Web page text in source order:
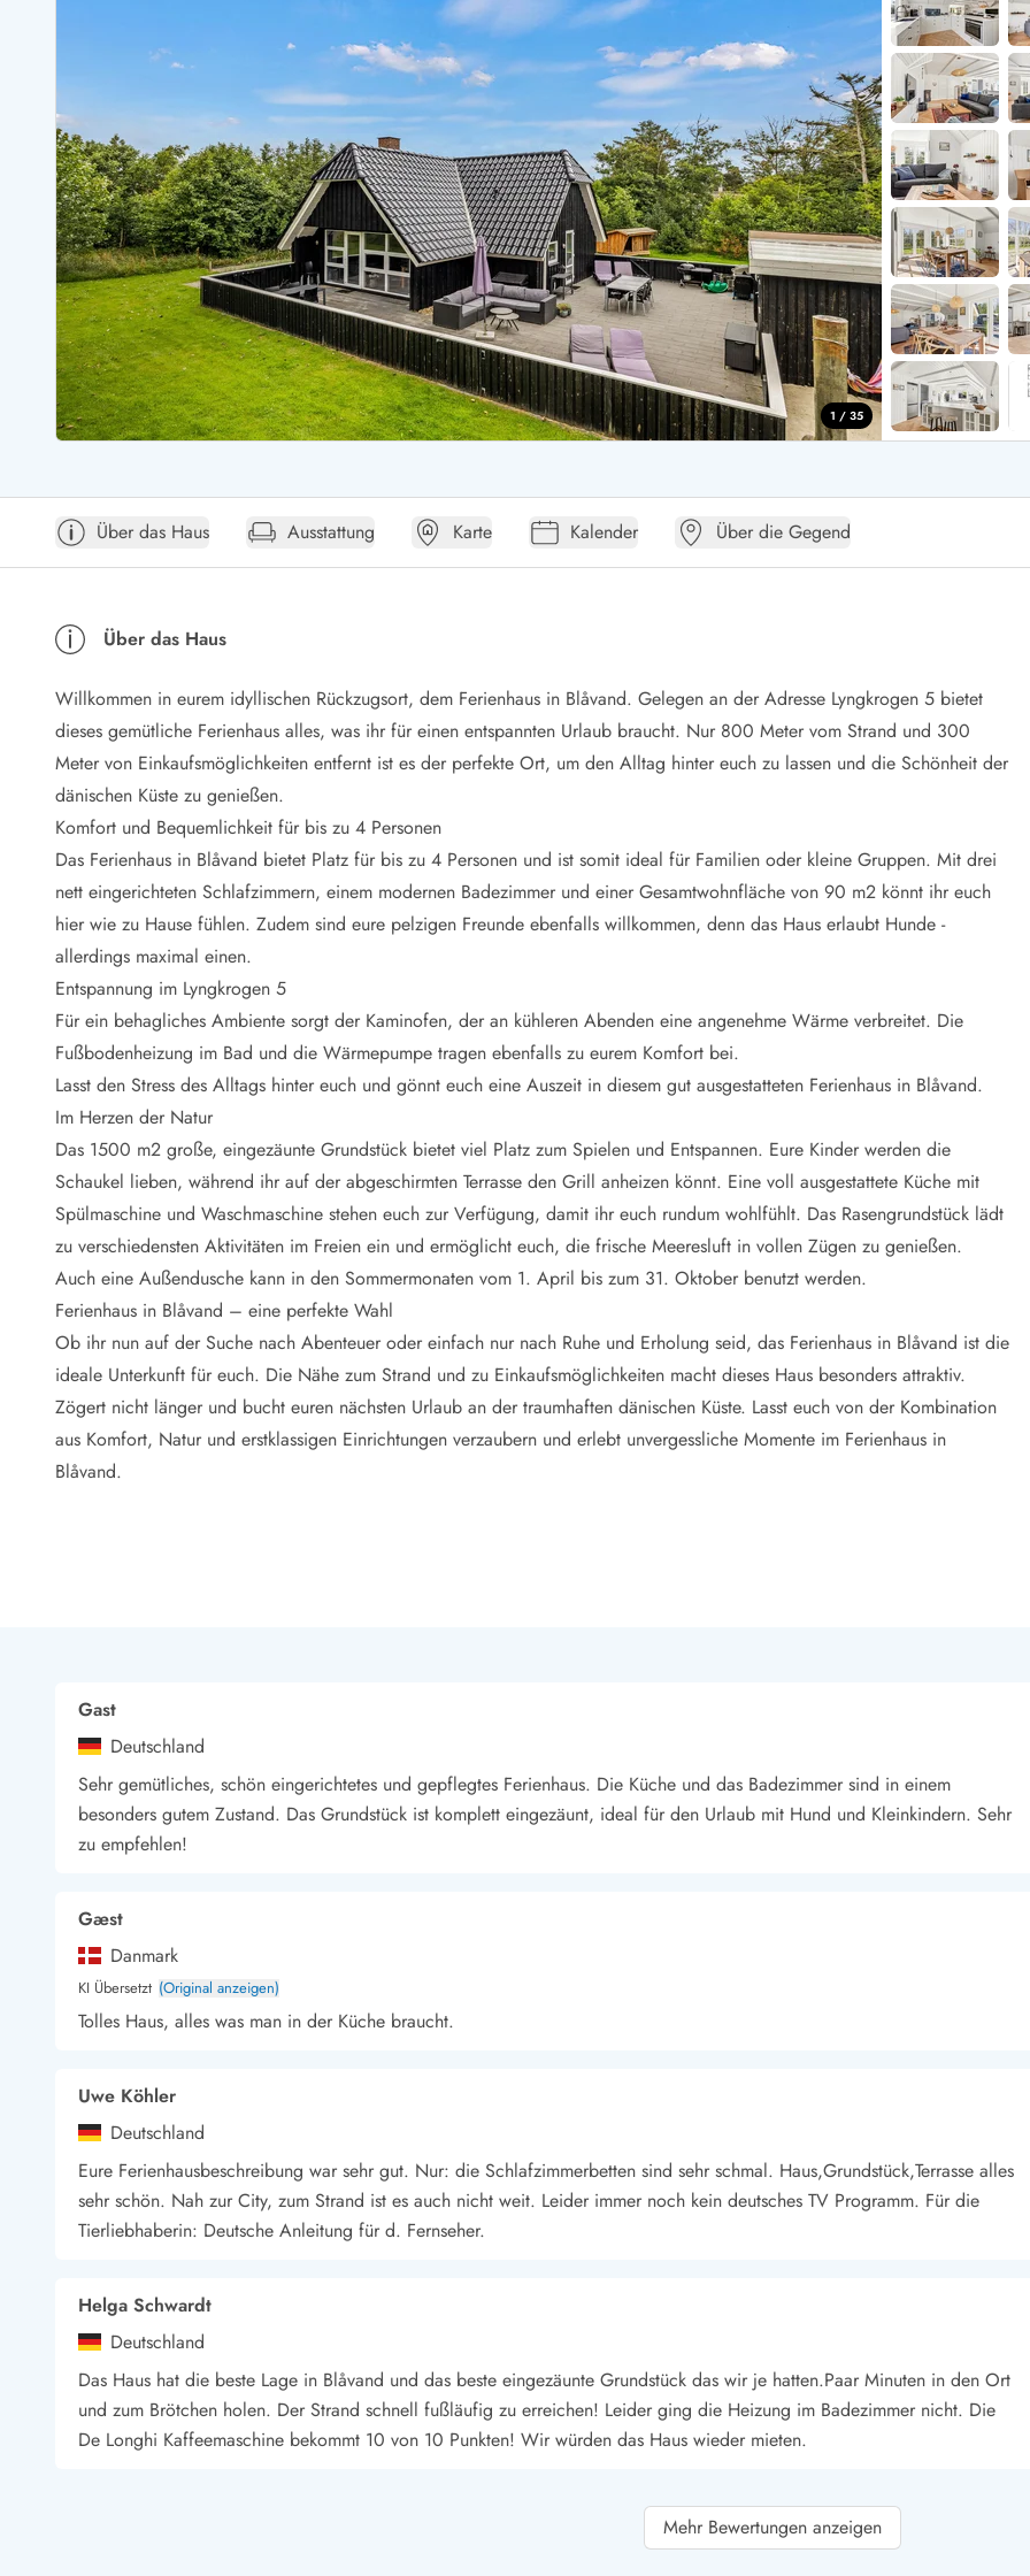
Ferienhäuser mit Samstagswechsel
Ferienhaus für 2 Personen
Ferienhaus für 4 Personen
Ferienhaus für 6 Personen
Ferienhäuser
Ferienhäuser
Ferienhäuser
Ferienhäuser Bjerregard Ferienhäuser BlavandFerienhäuser Hvide SandeFerienhäuser Sondervig
Ferienhäuser Argab
Ferienhäuser in Arrild
Ferienhäuser Bjerregard
Ferienhäuser Blavand
Ferienhäuser Bork Havn
Ferienhäuser Fjand
Ferienhäuser Fanö
Ferienhäuser Graerup Strand
Ferienhäuser Haurvig
Ferienhäuser Henne Strand
Ferienhäuser Ho
Ferienhäuser Houstrup
Ferienhäuser Houvig
Ferienhäuser auf Holmsland Klit
Ferienhäuser in Holmsland
Ferienhäuser Hvide Sande
Ferienhäuser Jegum
Ferienhäuser Klegod
Ferienhäuser Lodbjerg Hede
Ferienhäuser Nr. Lyngvig
Ferienhäuser in
Ferienhäuser
Ferienhäuser
Ferienhäuser
Ferienhäuser
Ferienhäuser in
Ferienhäuser
Ferienhäuser
Ferienhäuser
Öffnungszeiten
Anreise
Ferienhaus ABC
Häufige Fragen zur Buchung
Verleihservice
Reisescheckliste
Endreinigung
Gutschein
Frühbucher
Mietbedingungen
Reiseführer Dänemark
Tipps für Urlaub in Dänemark
Wetter in Dänemark
Saisonzeiten
Badesicherheit im Meer
Naturschutz
Webcam Dänemark
Ferienhauskatalog
Fotowettbewerb
Vorteile bei uns
Reisecurity
Esmark KidsVIP
Esmark VIP - Partnervorteile und Rabatte
Preisgarantie
Keine Kaution
Gästebewertungen
Gratis WLAN
We love people
Finde Bernstein am Strand
Indoorspielländer in Dänemark
Zoos und Tierparks in Dänemark
Freizeitparks in Dänemark
Angeln in Dänemark
Bowling in Dänemark
Schwimmhallen und Badeländer
Golfen in Dänemark
Fitnesscenter in Dänemark
Fahrradfahren in Dänemark
Reiten in Dänemark
Wandern in Dänemark
Wasserski in Dänemark
Segeln in Dänemark
Kultur in Dänemark
Historische Museen
Sehenswürdigkeiten
Essen und Trinken
Einkaufen und Shopping
Weihnachten in Dänemark
Heiraten in Dänemark
Wikinger in Dänemark
1 / 35
Über das Haus Ausstattung Karte Kalender Über die Gegend
Über das Haus
Willkommen in eurem idyllischen Rückzugsort, dem Ferienhaus in Blåvand. Gelegen an der Adresse Lyngkrogen 5 bietet
dieses gemütliche Ferienhaus alles, was ihr für einen entspannten Urlaub braucht. Nur 800 Meter vom Strand und 300
Meter von Einkaufsmöglichkeiten entfernt ist es der perfekte Ort, um den Alltag hinter euch zu lassen und die Schönheit der
dänischen Küste zu genießen.
Komfort und Bequemlichkeit für bis zu 4 Personen
Das Ferienhaus in Blåvand bietet Platz für bis zu 4 Personen und ist somit ideal für Familien oder kleine Gruppen. Mit drei
nett eingerichteten Schlafzimmern, einem modernen Badezimmer und einer Gesamtwohnfläche von 90 m2 könnt ihr euch
hier wie zu Hause fühlen. Zudem sind eure pelzigen Freunde ebenfalls willkommen, denn das Haus erlaubt Hunde -
allerdings maximal einen.
Entspannung im Lyngkrogen 5
Für ein behagliches Ambiente sorgt der Kaminofen, der an kühleren Abenden eine angenehme Wärme verbreitet. Die
Fußbodenheizung im Bad und die Wärmepumpe tragen ebenfalls zu eurem Komfort bei.
Lasst den Stress des Alltags hinter euch und gönnt euch eine Auszeit in diesem gut ausgestatteten Ferienhaus in Blåvand.
Im Herzen der Natur
Das 1500 m2 große, eingezäunte Grundstück bietet viel Platz zum Spielen und Entspannen. Eure Kinder werden die
Schaukel lieben, während ihr auf der abgeschirmten Terrasse den Grill anheizen könnt. Eine voll ausgestattete Küche mit
Spülmaschine und Waschmaschine stehen euch zur Verfügung, damit ihr euch rundum wohlfühlt. Das Rasengrundstück lädt
zu verschiedensten Aktivitäten im Freien ein und ermöglicht euch, die frische Meeresluft in vollen Zügen zu genießen.
Auch eine Außendusche kann in den Sommermonaten vom 1. April bis zum 31. Oktober benutzt werden.
Ferienhaus in Blåvand – eine perfekte Wahl
Ob ihr nun auf der Suche nach Abenteuer oder einfach nur nach Ruhe und Erholung seid, das Ferienhaus in Blåvand ist die
ideale Unterkunft für euch. Die Nähe zum Strand und zu Einkaufsmöglichkeiten macht dieses Haus besonders attraktiv.
Zögert nicht länger und bucht euren nächsten Urlaub an der traumhaften dänischen Küste. Lasst euch von der Kombination
aus Komfort, Natur und erstklassigen Einrichtungen verzaubern und erlebt unvergessliche Momente im Ferienhaus in
Blåvand.
Gast
Deutschland
Sehr gemütliches, schön eingerichtetes und gepflegtes Ferienhaus. Die Küche und das Badezimmer sind in einem
besonders gutem Zustand. Das Grundstück ist komplett eingezäunt, ideal für den Urlaub mit Hund und Kleinkindern. Sehr
zu empfehlen!
Gæst
Danmark
KI Übersetzt (Original anzeigen)
Tolles Haus, alles was man in der Küche braucht.
Uwe Köhler
Deutschland
Eure Ferienhausbeschreibung war sehr gut. Nur: die Schlafzimmerbetten sind sehr schmal. Haus,Grundstück,Terrasse alles
sehr schön. Nah zur City, zum Strand ist es auch nicht weit. Leider immer noch kein deutsches TV Programm. Für die
Tierliebhaberin: Deutsche Anleitung für d. Fernseher.
Helga Schwardt
Deutschland
Das Haus hat die beste Lage in Blåvand und das beste eingezäunte Grundstück das wir je hatten.Paar Minuten in den Ort
und zum Brötchen holen. Der Strand schnell fußläufig zu erreichen! Leider ging die Heizung im Badezimmer nicht. Die
De Longhi Kaffeemaschine bekommt 10 von 10 Punkten! Wir würden das Haus wieder mieten.
Mehr Bewertungen anzeigen